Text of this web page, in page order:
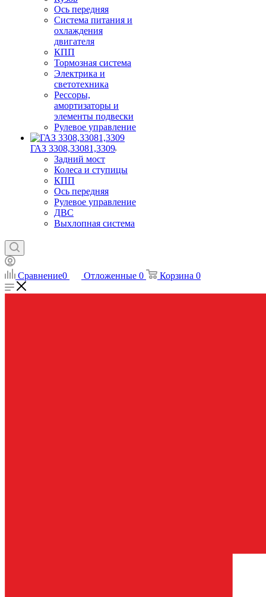
Ось передняя
Система питания и
охлаждения
двигателя
КПП
Тормозная система
Электрика и
светотехника
Рессоры,
амортизаторы и
элементы подвески
Рулевое управление
ГАЗ 3308,33081,3309
Задний мост
Колеса и ступицы
КПП
Ось передняя
Рулевое управление
ДВС
Выхлопная система
Сравнение0 Отложенные 0 Корзина 0